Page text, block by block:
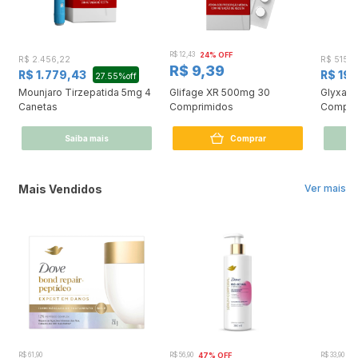
R$ 2.456,22
R$ 1.779,43 27.55%off
Mounjaro Tirzepatida 5mg 4
Canetas
Saiba mais
R$ 12,43 24% OFF
R$ 9,39
Glifage XR 500mg 30
Comprimidos
Comprar
R$
R$
Ver mais
Mais Vendidos
R$ 61,90 R$ 56,90 47% OFF R$ 33,90